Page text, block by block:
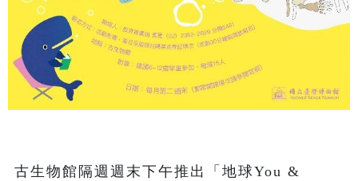
古生物館隔週週末下午推出「地球You &